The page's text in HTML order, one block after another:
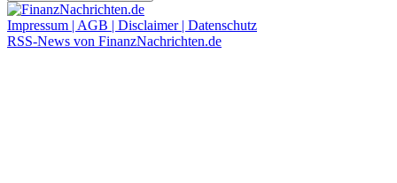
Impressum | AGB | Disclaimer | Datenschutz
RSS-News von FinanzNachrichten.de